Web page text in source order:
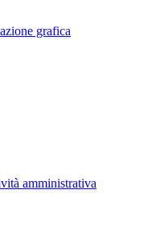
grafica
amministrativa